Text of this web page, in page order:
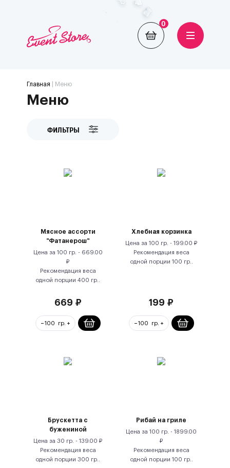
0
Главная | Меню
Меню
ФИЛЬТРЫ
Мясное ассорти
"Фатанерош"
Цена за 100 гр. - 669.00
₽
Рекомендация веса
одной порции 400 гр.
669 ₽
Хлебная корзинка
Цена за 100 гр. - 199.00 ₽
Рекомендация веса
одной порции 100 гр.
199 ₽
Брускетта с
бужениной
Цена за 30 гр. - 139.00 ₽
Рекомендация веса
одной порции 300 гр.
Рибай на гриле
Цена за 100 гр. - 1899.00
₽
Рекомендация веса
одной порции 100 гр.